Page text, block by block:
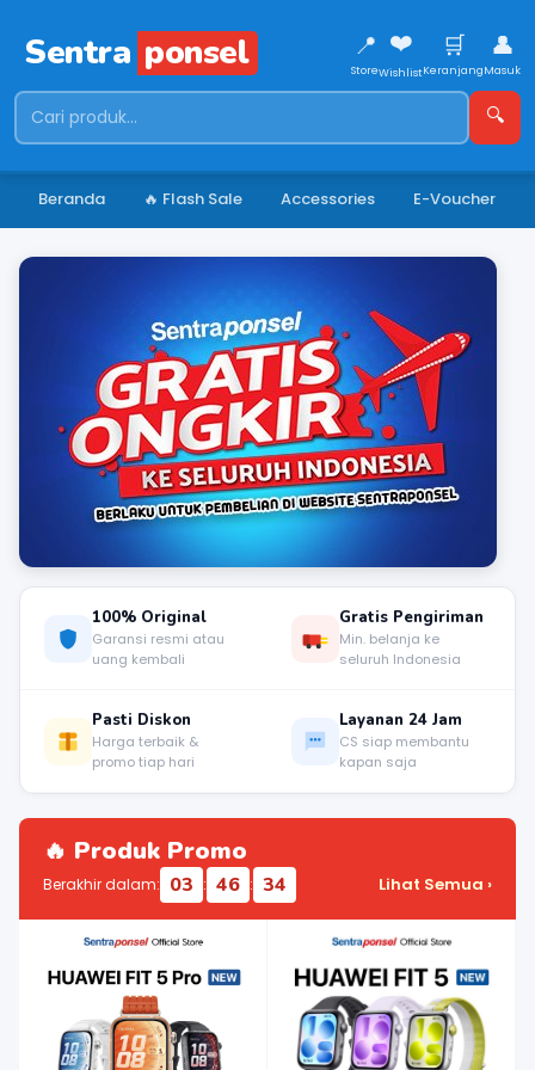
Sentra ponsel 📍
Store
❤️
Wishlist
🛒
Keranjang
👤
Masuk
🔍
Beranda 🔥 Flash Sale Accessories E-Voucher
100% Original
Garansi resmi atau
uang kembali
Gratis Pengiriman
Min. belanja ke
seluruh Indonesia
Pasti Diskon
Harga terbaik &
promo tiap hari
Layanan 24 Jam
CS siap membantu
kapan saja
🔥 Produk Promo
Berakhir dalam: 03 : 46 : 34 Lihat Semua ›